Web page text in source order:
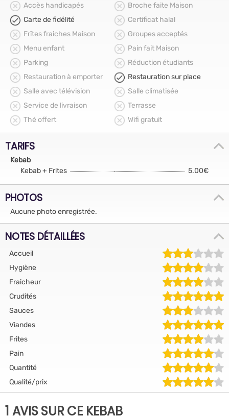
Accès handicapés
Broche faite Maison
Carte de fidélité
Certificat halal
Frîtes fraiches Maison
Groupes acceptés
Menu enfant
Pain fait Maison
Parking
Réduction étudiants
Restauration à emporter
Restauration sur place
Salle avec télévision
Salle climatisée
Service de livraison
Terrasse
Thé offert
Wifi gratuit
TARIFS
Kebab
Kebab + Frites
5.00€
PHOTOS
Aucune photo enregistrée.
NOTES DÉTAILLÉES
Accueil
Hygiène
Fraicheur
Crudités
Sauces
Viandes
Frites
Pain
Quantité
Qualité/prix
1 AVIS SUR CE KEBAB